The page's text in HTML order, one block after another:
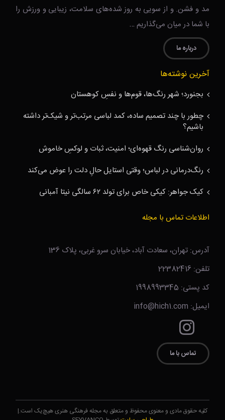
مد و فشن. و از سویی به روز شده‌های سلامت، زیبایی و ورزش را
با شما در میان می‌گذاریم …
درباره ما
آخرین نوشته‌ها
بجنورد؛ شهر رنگ‌ها، قوم‌ها و نفسِ کوهستان
چطور با چند تصمیم ساده، کمد لباسی مرتب‌تر و شیک‌تر داشته
باشیم؟
روان‌شناسی رنگ قهوه‌ای؛ امنیت، ثبات و لوکسِ خاموش
رنگ‌درمانی در لباس؛ وقتی استایل حالِ دلت را عوض می‌کند
کیک جواهر: کیکی خاص برای تولد ۶۲ سالگی نیتا آمبانی
اطلاعات تماس با مجله
آدرس: تهران، سعادت آباد، خیابان سرو غربی، پلاک 136
تلفن: 22382416
کد پستی: 1998993345
ایمیل: info@hich1.com
تماس با ما
کلیه حقوق مادی و معنوی محفوظ و متعلق به مجله فرهنگی هنری هیچ‌یک است.|